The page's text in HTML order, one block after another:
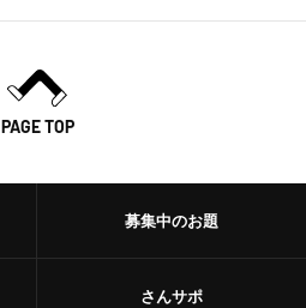
PAGE TOP
募集中のお題
さんサポ